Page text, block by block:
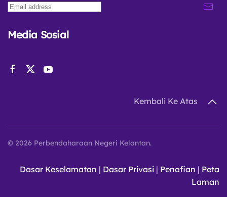
Media Sosial
Kembali Ke Atas
© 2026 Perbendaharaan Negeri Kelantan.
Dasar Keselamatan | Dasar Privasi | Penafian | Peta
Laman